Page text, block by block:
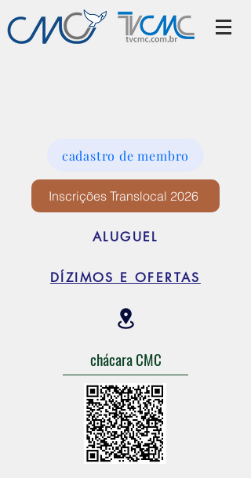
cadastro de membro
Inscrições Translocal 2026
ALUGUEL
DÍZIMOS E OFERTAS
chácara CMC